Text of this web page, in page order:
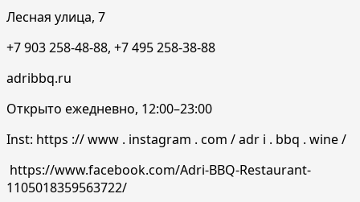
Лесная улица, 7
+7 903 258-48-88, +7 495 258-38-88
adribbq.ru
Открыто ежедневно, 12:00–23:00
Inst: https :// www . instagram . com / adr i . bbq . wine /
https://www.facebook.com/Adri-BBQ-Restaurant-
1105018359563722/